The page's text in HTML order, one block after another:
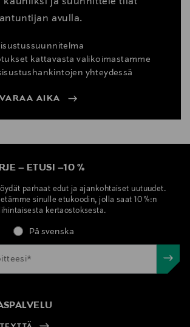
avulla.
kattavasta valikoimastamme
yhteydessä
AIKA
– ETUSI –10 %
parhaat edut ja ajankohtaiset uutuudet.
sinulle etukoodin, jolla saat 10 %:n
kertaostoksesta.
På svenska